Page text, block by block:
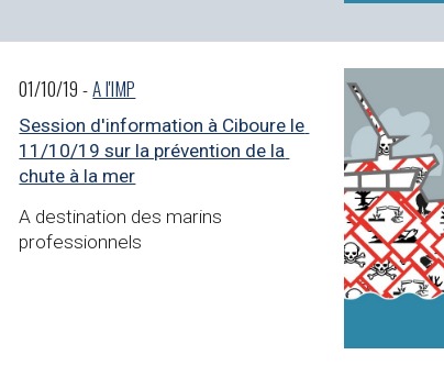
01/10/19 - A l'IMP
Session d'information à Ciboure le
11/10/19 sur la prévention de la
chute à la mer
A destination des marins
professionnels